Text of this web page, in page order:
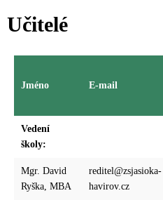
Učitelé
Jméno E-mail
Vedení
školy:
Mgr. David
Ryška, MBA
reditel@zsjasioka-
havirov.cz